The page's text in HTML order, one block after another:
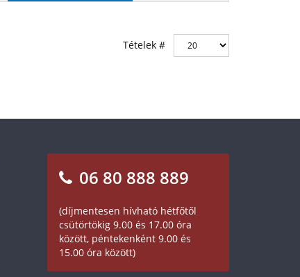
Tételek #
06 80 888 889
(díjmentesen hívható hétfőtől
csütörtökig 9.00 és 17.00 óra
között, péntekenként 9.00 és
15.00 óra között)